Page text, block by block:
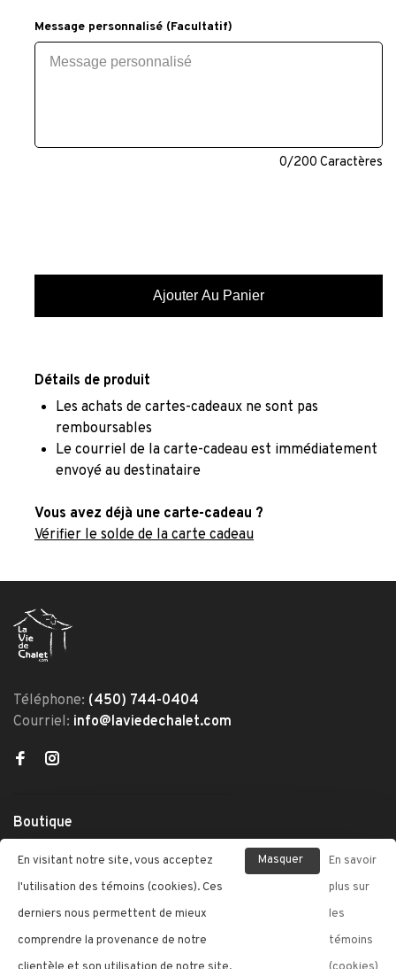
Message personnalisé (Facultatif)
0/200 Caractères
Détails de produit
Les achats de cartes-cadeaux ne sont pas
remboursables
Le courriel de la carte-cadeau est immédiatement
envoyé au destinataire
Vous avez déjà une carte-cadeau ?
Vérifier le solde de la carte cadeau
Téléphone: (450) 744-0404
Courriel: info@laviedechalet.com
Boutique
À propos de nous
Nous contacter
Mon profil
En visitant notre site, vous acceptez
l'utilisation des témoins (cookies). Ces
derniers nous permettent de mieux
comprendre la provenance de notre
Masquer
En savoir
plus sur
les
témoins